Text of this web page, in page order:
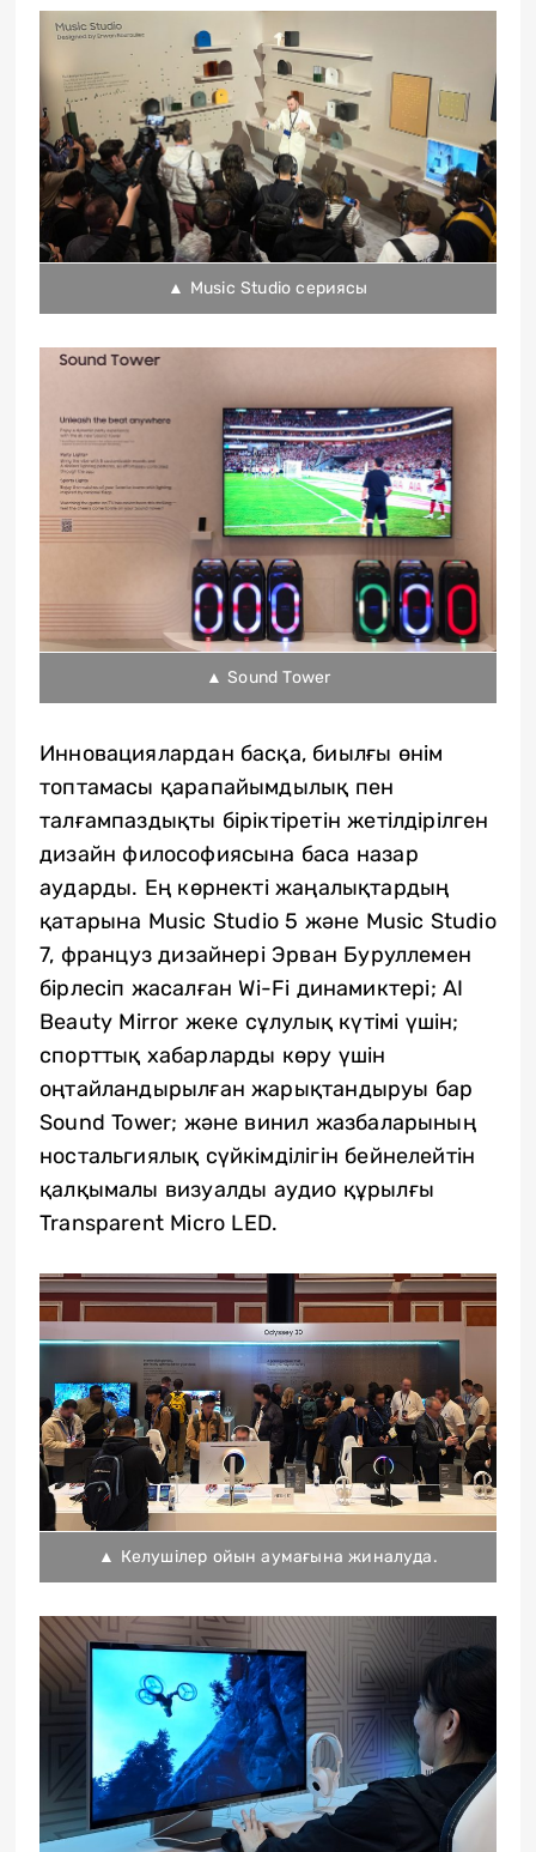
▲ Music Studio сериясы
▲ Sound Tower
Инновациялардан басқа, биылғы өнім
топтамасы қарапайымдылық пен
талғампаздықты біріктіретін жетілдірілген
дизайн философиясына баса назар
аударды. Ең көрнекті жаңалықтардың
қатарына Music Studio 5 және Music Studio
7, француз дизайнері Эрван Буруллемен
бірлесіп жасалған Wi-Fi динамиктері; AI
Beauty Mirror жеке сұлулық күтімі үшін;
спорттық хабарларды көру үшін
оңтайландырылған жарықтандыруы бар
Sound Tower; және винил жазбаларының
ностальгиялық сүйкімділігін бейнелейтін
қалқымалы визуалды аудио құрылғы
Transparent Micro LED.
▲ Келушілер ойын аумағына жиналуда.